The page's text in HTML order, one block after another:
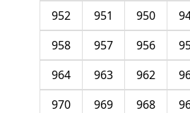
950
951
952
956
957
958
962
963
964
968
969
970